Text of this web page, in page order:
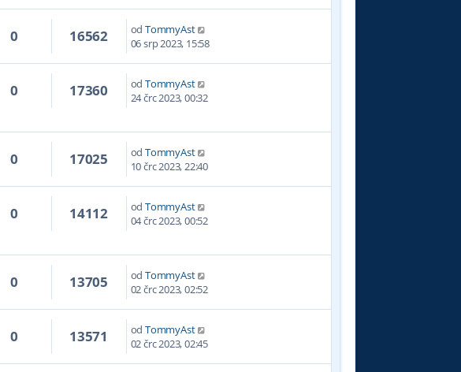
0 16562 od TommyAst
06 srp 2023, 15:58
0 17360 od TommyAst
24 črc 2023, 00:32
0 17025 od TommyAst
10 črc 2023, 22:40
0 14112 od TommyAst
04 črc 2023, 00:52
0 13705 od TommyAst
02 črc 2023, 02:52
0 13571 od TommyAst
02 črc 2023, 02:45